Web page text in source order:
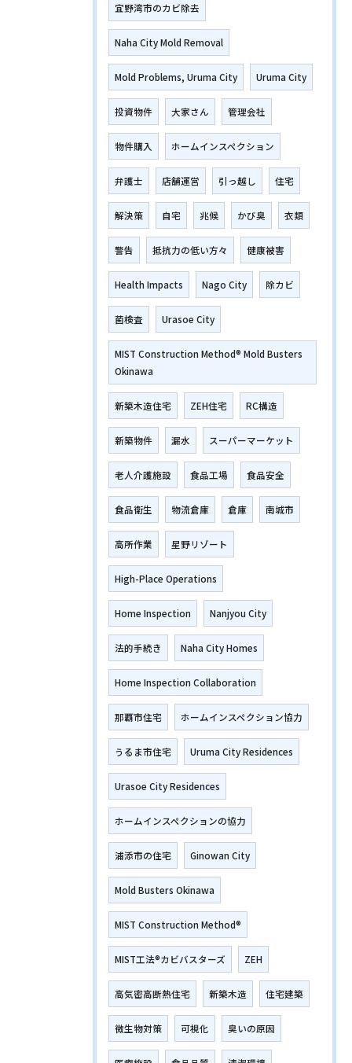
宜野湾市のカビ除去
Naha City Mold Removal
Mold Problems, Uruma City Uruma City
投資物件 大家さん 管理会社
物件購入 ホームインスペクション
弁護士 店舗運営 引っ越し 住宅
解決策 自宅 兆候 かび臭 衣類
警告 抵抗力の低い方々 健康被害
Health Impacts Nago City 除カビ
菌検査 Urasoe City
MIST Construction Method® Mold Busters
Okinawa
新築木造住宅 ZEH住宅 RC構造
新築物件 漏水 スーパーマーケット
老人介護施設 食品工場 食品安全
食品衛生 物流倉庫 倉庫 南城市
高所作業 星野リゾート
High-Place Operations
Home Inspection Nanjyou City
法的手続き Naha City Homes
Home Inspection Collaboration
那覇市住宅 ホームインスペクション協力
うるま市住宅 Uruma City Residences
Urasoe City Residences
ホームインスペクションの協力
浦添市の住宅 Ginowan City
Mold Busters Okinawa
MIST Construction Method®
MIST工法®カビバスターズ ZEH
高気密高断熱住宅 新築木造 住宅建築
微生物対策 可視化 臭いの原因